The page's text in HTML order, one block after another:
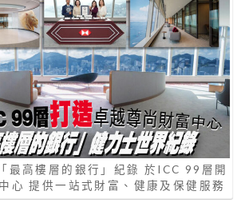
最高樓層的銀行」紀錄 於ICC 99層開
心 提供一站式財富、健康及保健服務